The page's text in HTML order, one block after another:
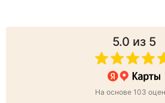
5.0 из 5
На основе 103